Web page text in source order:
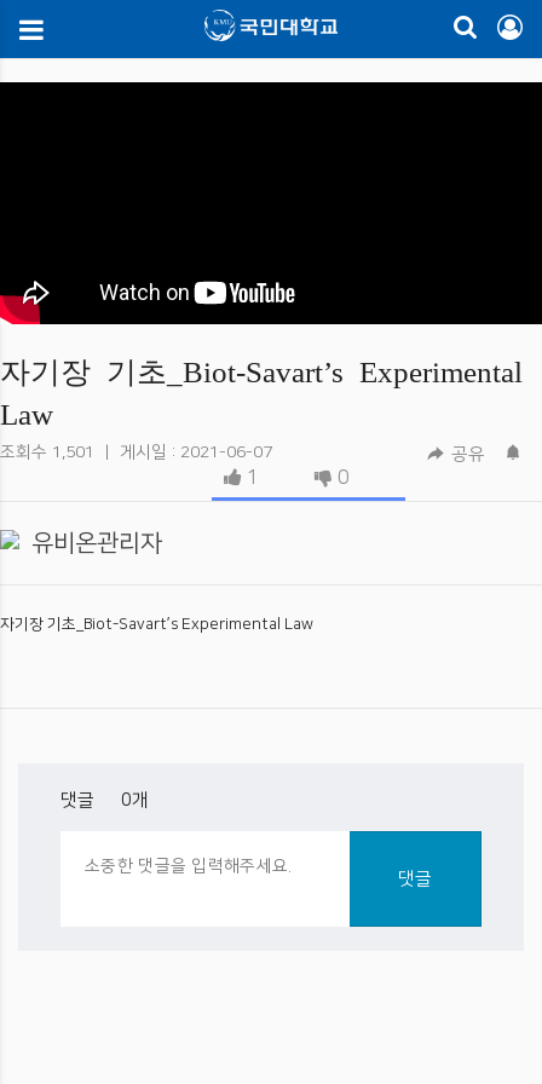
자기장 기초_Biot-Savart’s Experimental
Law
조회수 1,501 게시일 : 2021-06-07 공유
1 0
유비온관리자
자기장 기초_Biot-Savart’s Experimental Law
댓글 • 0개
댓글